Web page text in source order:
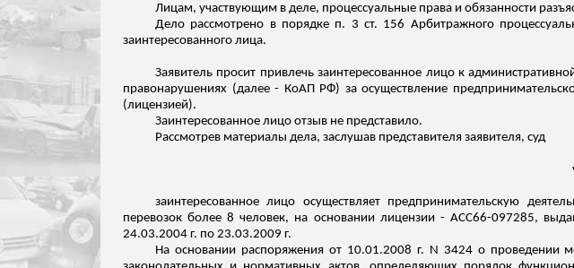
Лицам, участвующим в деле, процессуальные права и обязанности
Дело рассмотрено в порядке п. 3 ст. 156 Арбитражного
заинтересованного лица.
Заявитель просит привлечь заинтересованное лицо к
правонарушениях (далее - КоАП РФ) за осуществление
(лицензией).
Заинтересованное лицо отзыв не представило.
Рассмотрев материалы дела, заслушав представителя заявителя, суд
заинтересованное лицо осуществляет предпринимательскую
перевозок более 8 человек, на основании лицензии - АСС66-097285,
24.03.2004 г. по 23.03.2009 г.
На основании распоряжения от 10.01.2008 г. N 3424 о проведении